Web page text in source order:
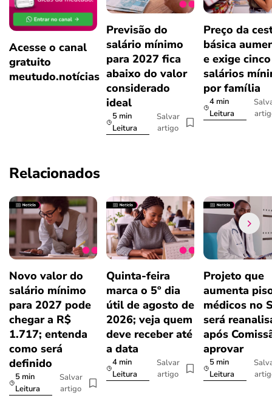
Acesse o canal
gratuito
meutudo.notícias
Previsão do
salário mínimo
para 2027 fica
abaixo do valor
considerado
ideal
5 min
Leitura
Salvar
artigo
Preço da
básica
e exige cinco
salários
por família
4 min
Leitura
Relacionados
Novo valor do
salário mínimo
para 2027 pode
chegar a R$
1.717; entenda
como será
definido
5 min
Leitura
Salvar
artigo
Quinta-feira
marca o 5º dia
útil de agosto de
2026; veja quem
deve receber até
a data
4 min
Leitura
Salvar
artigo
Projeto que
aumenta
médicos no
será
após
aprovar
5 min
Leitura